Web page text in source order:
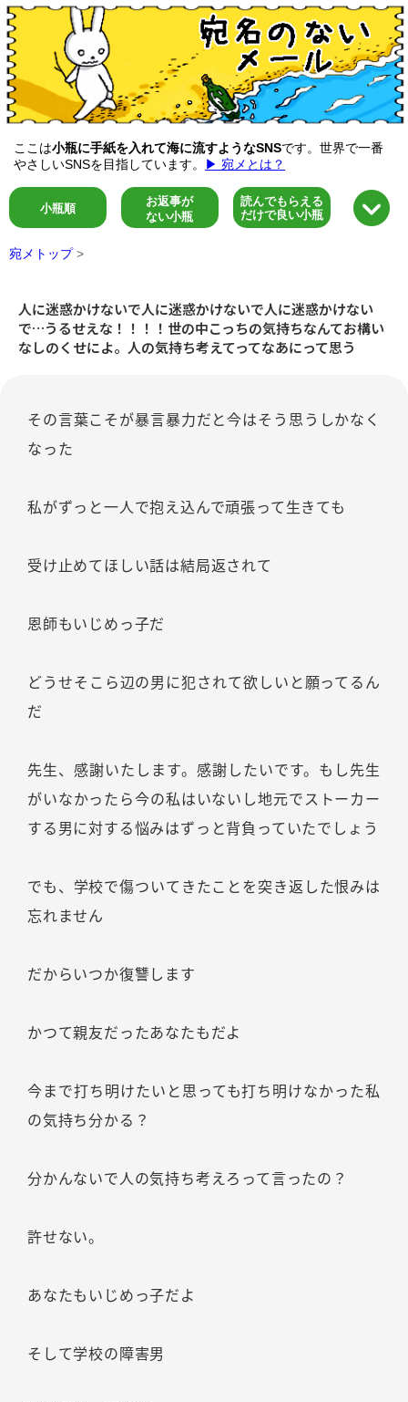
ここは小瓶に手紙を入れて海に流すようなSNSです。世界で一番
やさしいSNSを目指しています。
▶ 宛メとは？
小瓶順
お返事が
ない小瓶
読んでもらえる
だけで良い小瓶
宛メトップ >
人に迷惑かけないで人に迷惑かけないで人に迷惑かけない
で…うるせえな！！！！世の中こっちの気持ちなんてお構い
なしのくせによ。人の気持ち考えてってなあにって思う
その言葉こそが暴言暴力だと今はそう思うしかなく
なった
私がずっと一人で抱え込んで頑張って生きても
受け止めてほしい話は結局返されて
恩師もいじめっ子だ
どうせそこら辺の男に犯されて欲しいと願ってるん
だ
先生、感謝いたします。感謝したいです。もし先生
がいなかったら今の私はいないし地元でストーカー
する男に対する悩みはずっと背負っていたでしょう
でも、学校で傷ついてきたことを突き返した恨みは
忘れません
だからいつか復讐します
かつて親友だったあなたもだよ
今まで打ち明けたいと思っても打ち明けなかった私
の気持ち分かる？
分かんないで人の気持ち考えろって言ったの？
許せない。
あなたもいじめっ子だよ
そして学校の障害男